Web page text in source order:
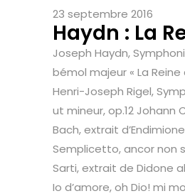
23 septembre 2016
Haydn : La
Joseph Haydn,
bémol majeur « La Reine
Henri-Joseph Rigel,
ut mineur, op.12 Johann
Bach, extrait
Semplicetto, ancor non
Sarti, extrait de Didone
Io d’amore, oh Dio! mi